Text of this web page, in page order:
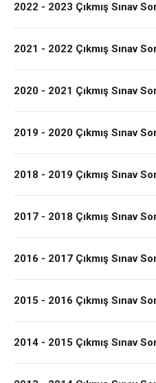
2022 - 2023 Çıkmış Sınav
2021 - 2022 Çıkmış Sınav
2020 - 2021 Çıkmış Sınav
2019 - 2020 Çıkmış Sınav
2018 - 2019 Çıkmış Sınav
2017 - 2018 Çıkmış Sınav
2016 - 2017 Çıkmış Sınav
2015 - 2016 Çıkmış Sınav
2014 - 2015 Çıkmış Sınav